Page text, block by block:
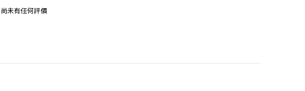
尚未有任何評價